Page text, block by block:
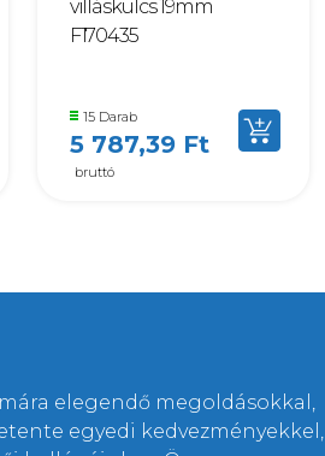
villáskulcs 19mm
F170435
15 Darab
5 787,39 Ft
bruttó
elegendő megoldásokkal,
egyedi kedvezményekkel,